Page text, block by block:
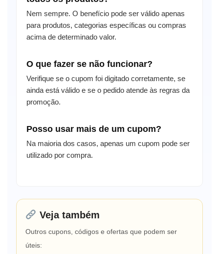
Nem sempre. O benefício pode ser válido apenas
para produtos, categorias específicas ou compras
acima de determinado valor.
O que fazer se não funcionar?
Verifique se o cupom foi digitado corretamente, se
ainda está válido e se o pedido atende às regras da
promoção.
Posso usar mais de um cupom?
Na maioria dos casos, apenas um cupom pode ser
utilizado por compra.
Veja também
Outros cupons, códigos e ofertas que podem ser
úteis: